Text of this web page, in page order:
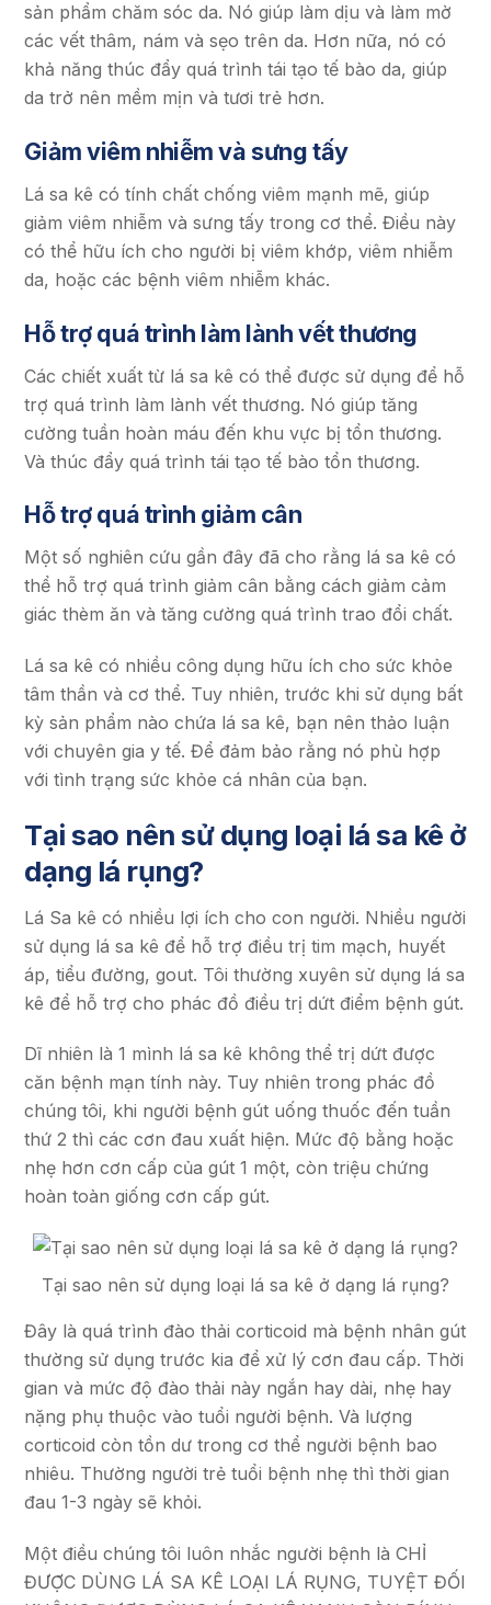
sản phẩm chăm sóc da. Nó giúp làm dịu và làm mờ
các vết thâm, nám và sẹo trên da. Hơn nữa, nó có
khả năng thúc đẩy quá trình tái tạo tế bào da, giúp
da trở nên mềm mịn và tươi trẻ hơn.
Giảm viêm nhiễm và sưng tấy
Lá sa kê có tính chất chống viêm mạnh mẽ, giúp
giảm viêm nhiễm và sưng tấy trong cơ thể. Điều này
có thể hữu ích cho người bị viêm khớp, viêm nhiễm
da, hoặc các bệnh viêm nhiễm khác.
Hỗ trợ quá trình làm lành vết thương
Các chiết xuất từ lá sa kê có thể được sử dụng để hỗ
trợ quá trình làm lành vết thương. Nó giúp tăng
cường tuần hoàn máu đến khu vực bị tổn thương.
Và thúc đẩy quá trình tái tạo tế bào tổn thương.
Hỗ trợ quá trình giảm cân
Một số nghiên cứu gần đây đã cho rằng lá sa kê có
thể hỗ trợ quá trình giảm cân bằng cách giảm cảm
giác thèm ăn và tăng cường quá trình trao đổi chất.
Lá sa kê có nhiều công dụng hữu ích cho sức khỏe
tâm thần và cơ thể. Tuy nhiên, trước khi sử dụng bất
kỳ sản phẩm nào chứa lá sa kê, bạn nên thảo luận
với chuyên gia y tế. Để đảm bảo rằng nó phù hợp
với tình trạng sức khỏe cá nhân của bạn.
Tại sao nên sử dụng loại lá sa kê ở
dạng lá rụng?
Lá Sa kê có nhiều lợi ích cho con người. Nhiều người
sử dụng lá sa kê để hỗ trợ điều trị tim mạch, huyết
áp, tiểu đường, gout. Tôi thường xuyên sử dụng lá sa
kê để hỗ trợ cho phác đồ điều trị dứt điểm bệnh gút.
Dĩ nhiên là 1 mình lá sa kê không thể trị dứt được
căn bệnh mạn tính này. Tuy nhiên trong phác đồ
chúng tôi, khi người bệnh gút uống thuốc đến tuần
thứ 2 thì các cơn đau xuất hiện. Mức độ bằng hoặc
nhẹ hơn cơn cấp của gút 1 một, còn triệu chứng
hoàn toàn giống cơn cấp gút.
Tại sao nên sử dụng loại lá sa kê ở dạng lá rụng?
Đây là quá trình đào thải corticoid mà bệnh nhân gút
thường sử dụng trước kia để xử lý cơn đau cấp. Thời
gian và mức độ đào thải này ngắn hay dài, nhẹ hay
nặng phụ thuộc vào tuổi người bệnh. Và lượng
corticoid còn tồn dư trong cơ thể người bệnh bao
nhiêu. Thường người trẻ tuổi bệnh nhẹ thì thời gian
đau 1-3 ngày sẽ khỏi.
Một điều chúng tôi luôn nhắc người bệnh là CHỈ
ĐƯỢC DÙNG LÁ SA KÊ LOẠI LÁ RỤNG, TUYỆT ĐỐI